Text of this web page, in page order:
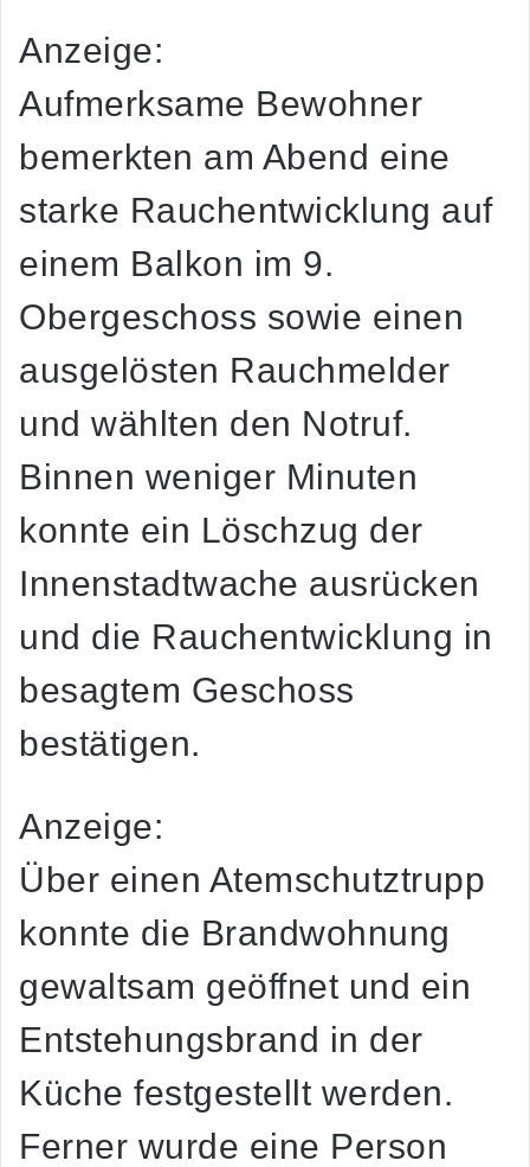
Anzeige:
Aufmerksame Bewohner
bemerkten am Abend eine
starke Rauchentwicklung auf
einem Balkon im 9.
Obergeschoss sowie einen
ausgelösten Rauchmelder
und wählten den Notruf.
Binnen weniger Minuten
konnte ein Löschzug der
Innenstadtwache ausrücken
und die Rauchentwicklung in
besagtem Geschoss
bestätigen.
Anzeige:
Über einen Atemschutztrupp
konnte die Brandwohnung
gewaltsam geöffnet und ein
Entstehungsbrand in der
Küche festgestellt werden.
Ferner wurde eine Person